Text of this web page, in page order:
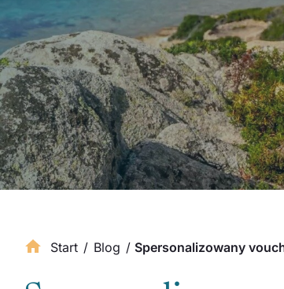
Start / Blog / Spersonalizowany